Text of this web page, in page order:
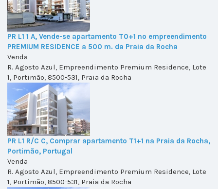
PR L1 1 A, Vende-se apartamento T0+1 no empreendimento
PREMIUM RESIDENCE a 500 m. da Praia da Rocha
Venda
R. Agosto Azul, Empreendimento Premium Residence, Lote
1, Portimão, 8500-531, Praia da Rocha
PR L1 R/C C, Comprar apartamento T1+1 na Praia da Rocha,
Portimão, Portugal
Venda
R. Agosto Azul, Empreendimento Premium Residence, Lote
1, Portimão, 8500-531, Praia da Rocha